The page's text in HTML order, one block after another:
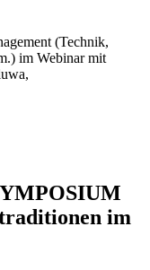
(Technik,
im Webinar mit
im